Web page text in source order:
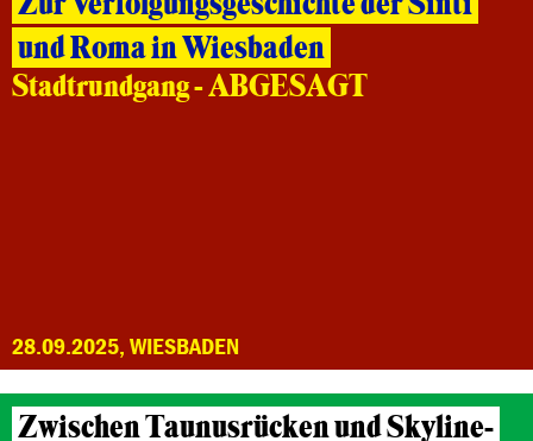
und Roma in Wiesbaden
Stadtrundgang - ABGESAGT
28.09.2025, WIESBADEN
Zwischen Taunusrücken und Skyline-